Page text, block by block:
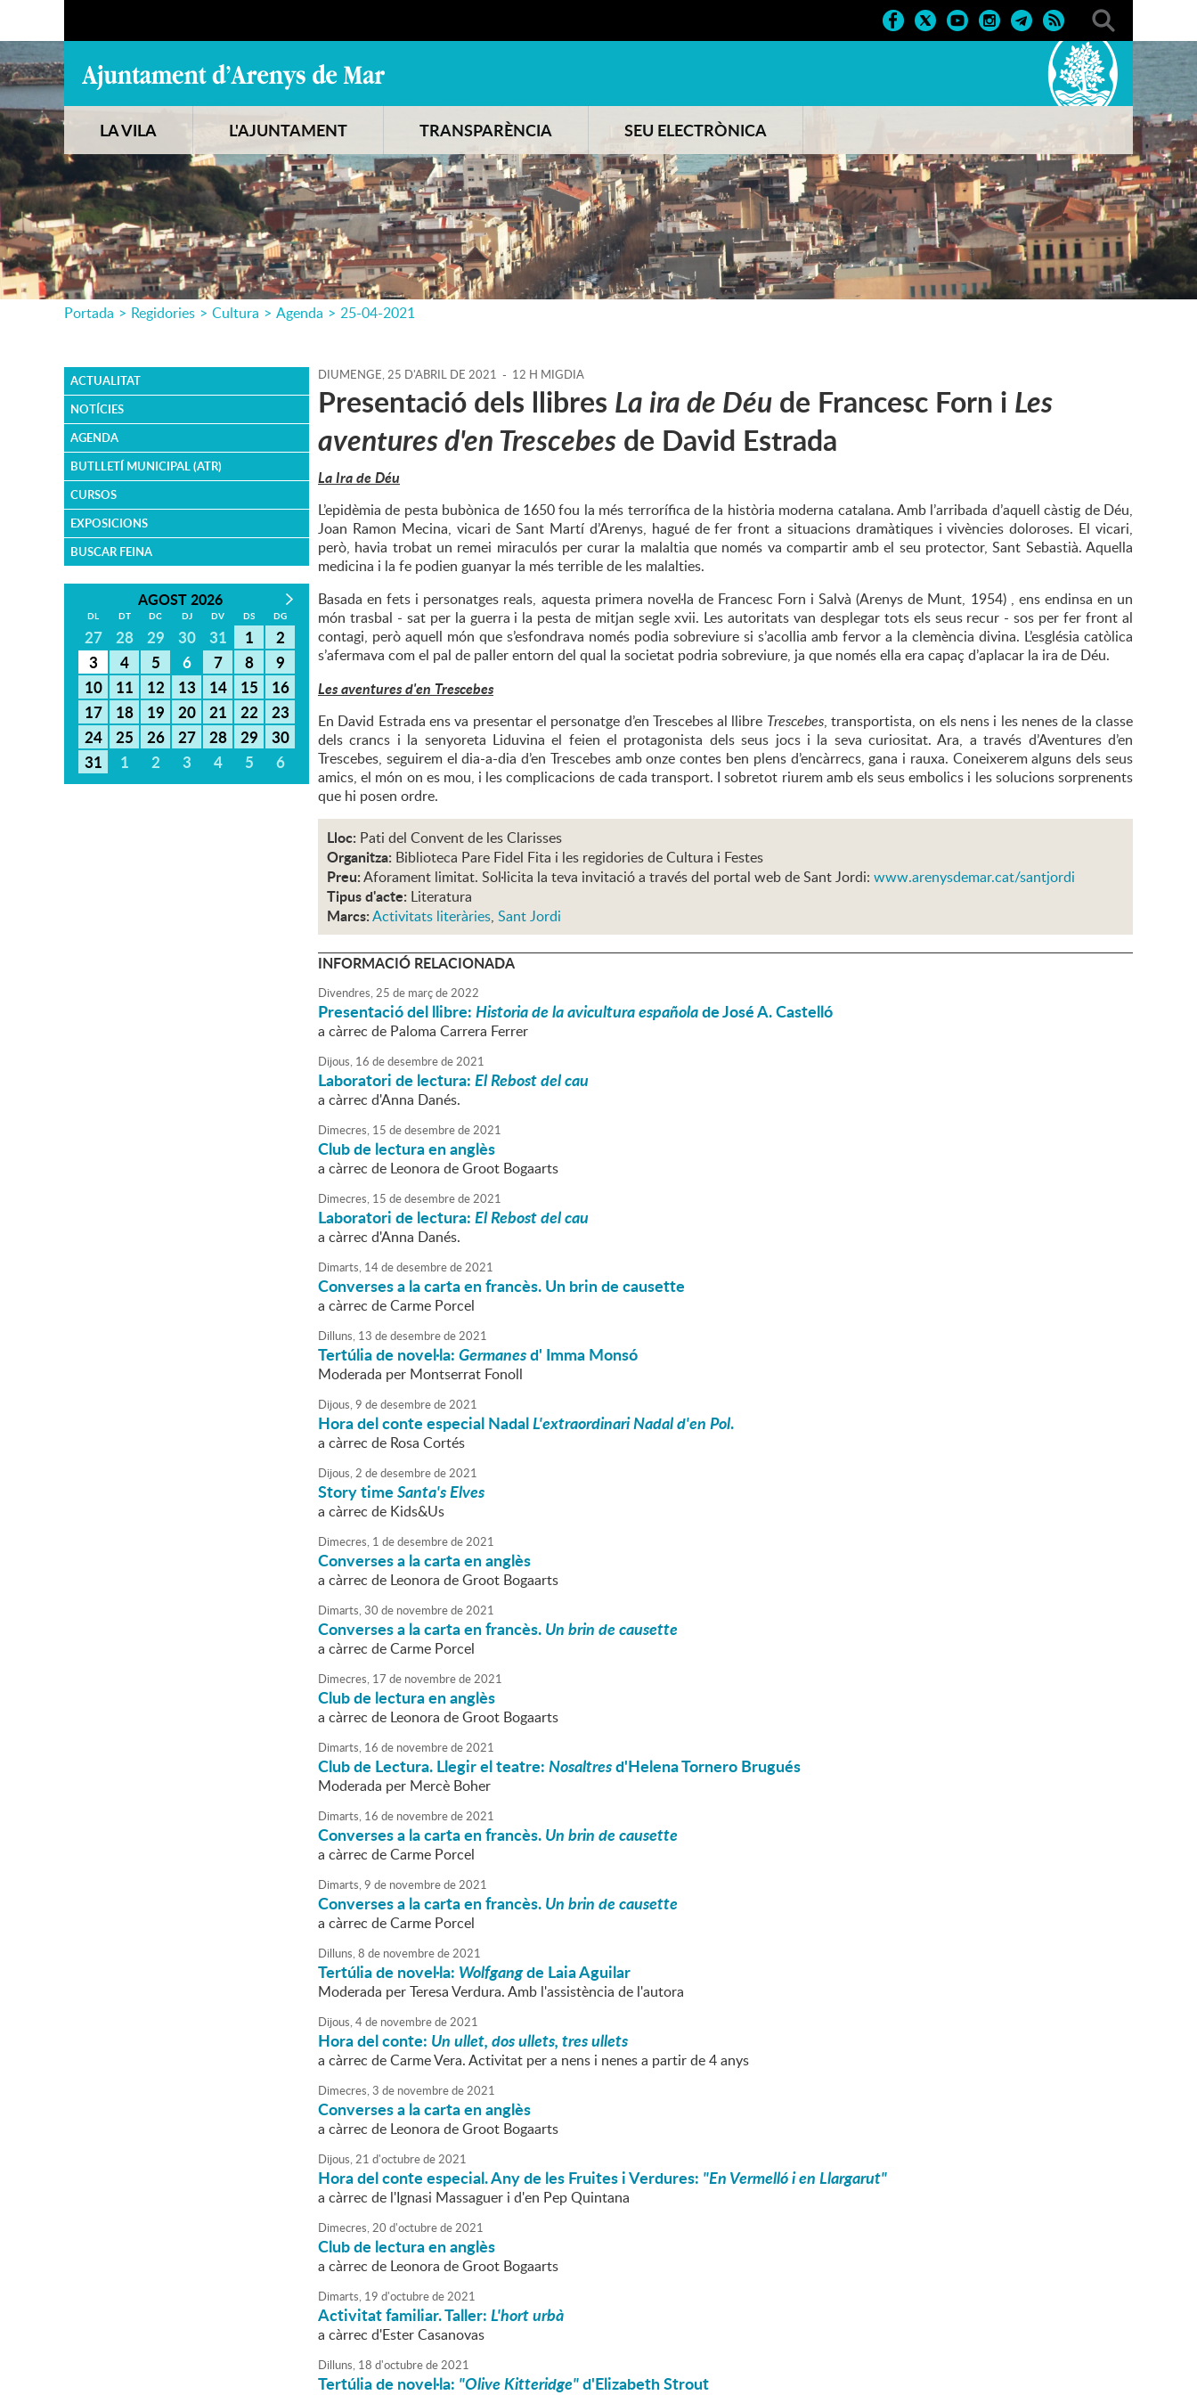
LA VILA L'AJUNTAMENT TRANSPARÈNCIA SEU ELECTRÒNICA
Portada > Regidories > Cultura > Agenda > 25-04-2021
ACTUALITAT
NOTÍCIES
AGENDA
BUTLLETÍ MUNICIPAL (ATR)
CURSOS
EXPOSICIONS
BUSCAR FEINA
AGOST 2026
DL DT DC DJ DV DS DG
27 28 29 30 31 1
2
3
4 5 6 7 8
9
10
11 12 13 14 15
16
17
18 19 20 21 22
23
24
25 26 27 28 29
30
31
1 2 3 4 5 6
DIUMENGE,25 D'ABRIL DE 2021 - 12 H MIGDIA
Presentació dels llibres La ira de Déu de Francesc Forn i Les
aventures d'en Trescebes de David Estrada
La Ira de Déu
L’epidèmia de pesta bubònica de 1650 fou la més terrorífica de la història moderna catalana. Amb l’arribada d’aquell càstig de Déu,
Joan Ramon Mecina, vicari de Sant Martí d’Arenys, hagué de fer front a situacions dramàtiques i vivències doloroses. El vicari,
però, havia trobat un remei miraculós per curar la malaltia que només va compartir amb el seu protector, Sant Sebastià. Aquella
medicina i la fe podien guanyar la més terrible de les malalties.
Basada en fets i personatges reals, aquesta primera novel·la de Francesc Forn i Salvà (Arenys de Munt, 1954) , ens endinsa en un
món trasbal - sat per la guerra i la pesta de mitjan segle xvii. Les autoritats van desplegar tots els seus recur - sos per fer front al
contagi, però aquell món que s’esfondrava només podia sobreviure si s’acollia amb fervor a la clemència divina. L’església catòlica
s’afermava com el pal de paller entorn del qual la societat podria sobreviure, ja que només ella era capaç d’aplacar la ira de Déu.
Les aventures d'en Trescebes
En David Estrada ens va presentar el personatge d’en Trescebes al llibre Trescebes, transportista, on els nens i les nenes de la classe
dels crancs i la senyoreta Liduvina el feien el protagonista dels seus jocs i la seva curiositat. Ara, a través d’Aventures d’en
Trescebes, seguirem el dia-a-dia d’en Trescebes amb onze contes ben plens d’encàrrecs, gana i rauxa. Coneixerem alguns dels seus
amics, el món on es mou, i les complicacions de cada transport. I sobretot riurem amb els seus embolics i les solucions sorprenents
que hi posen ordre.
Lloc: Pati del Convent de les Clarisses
Organitza: Biblioteca Pare Fidel Fita i les regidories de Cultura i Festes
Preu:Aforament limitat. Sol·licita la teva invitació a través del portal web de Sant Jordi: www.arenysdemar.cat/santjordi
Tipus d'acte: Literatura
Marcs:Activitats literàries, Sant Jordi
INFORMACIÓ RELACIONADA
Divendres,25 de marçde2022
Presentació del llibre:Historia de la avicultura españolade José A. Castelló
a càrrec de Paloma Carrera Ferrer
Dijous, 16 dedesembrede2021
Laboratori de lectura:El Rebost del cau
a càrrec d'Anna Danés.
Dimecres, 15 dedesembrede2021
Club de lectura en anglès
a càrrec de Leonora de Groot Bogaarts
Dimecres, 15 dedesembrede2021
Laboratori de lectura:El Rebost del cau
a càrrec d'Anna Danés.
Dimarts, 14dedesembrede2021
Converses a la carta en francès. Un brin de causette
a càrrec de Carme Porcel
Dilluns, 13 dedesembrede2021
Tertúlia de novel·la:Germanesd' Imma Monsó
Moderada per Montserrat Fonoll
Dijous,9 dedesembrede2021
Hora del conte especial NadalL'extraordinari Nadal d'en Pol.
a càrrec de Rosa Cortés
Dijous,2 dedesembrede2021
Story timeSanta's Elves
a càrrec de Kids&Us
Dimecres, 1 dedesembrede2021
Converses a la carta en anglès
a càrrec de Leonora de Groot Bogaarts
Dimarts,30 de novembrede2021
Converses a la carta en francès.Un brin de causette
a càrrec de Carme Porcel
Dimecres, 17 de novembrede2021
Club de lectura en anglès
a càrrec de Leonora de Groot Bogaarts
Dimarts, 16 de novembrede2021
Club de Lectura. Llegir el teatre:Nosaltresd'Helena Tornero Brugués
Moderada per Mercè Boher
Dimarts, 16 de novembrede2021
Converses a la carta en francès.Un brin de causette
a càrrec de Carme Porcel
Dimarts,9 de novembrede2021
Converses a la carta en francès.Un brin de causette
a càrrec de Carme Porcel
Dilluns,8 de novembrede2021
Tertúlia de novel·la: Wolfgangde Laia Aguilar
Moderada per Teresa Verdura. Amb l'assistència de l'autora
Dijous,4de novembrede2021
Hora del conte: Un ullet, dos ullets, tres ullets
a càrrec de Carme Vera. Activitat per a nens i nenes a partir de 4 anys
Dimecres,3 de novembrede2021
Converses a la carta en anglès
a càrrec de Leonora de Groot Bogaarts
Dijous,21 d'octubrede2021
Hora del conte especial. Any de les Fruites i Verdures: "En Vermelló i en Llargarut"
a càrrec de l'Ignasi Massaguer i d'en Pep Quintana
Dimecres,20 d'octubrede2021
Club de lectura en anglès
a càrrec de Leonora de Groot Bogaarts
Dimarts, 19 d'octubrede2021
Activitat familiar. Taller:L'hort urbà
a càrrec d'Ester Casanovas
Dilluns, 18 d'octubrede2021
Tertúlia de novel·la: "Olive Kitteridge"d'Elizabeth Strout